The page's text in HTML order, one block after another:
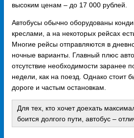
высоким ценам – до 17 000 рублей.
Автобусы обычно оборудованы
креслами, а на некоторых рейсах
Многие рейсы отправляются в
ночные варианты. Главный плюс
отсутствие необходимости заранее
недели, как на поезд. Однако стоит
дороге и частым остановкам.
Для тех, кто хочет доехать
боится долгого пути, автобус –